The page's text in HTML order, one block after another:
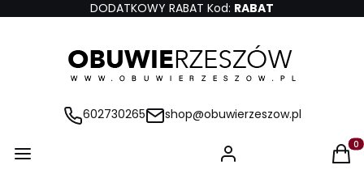
DODATKOWY RABAT Kod: RABAT
602730265 shop@obuwierzeszow.pl